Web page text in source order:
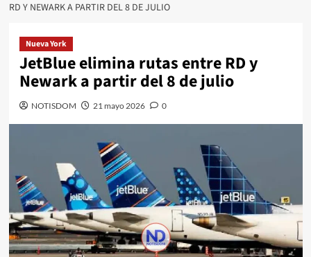
RD Y NEWARK A PARTIR DEL 8 DE JULIO
Nueva York
JetBlue elimina rutas entre RD y
Newark a partir del 8 de julio
NOTISDOM 21 mayo 2026 0